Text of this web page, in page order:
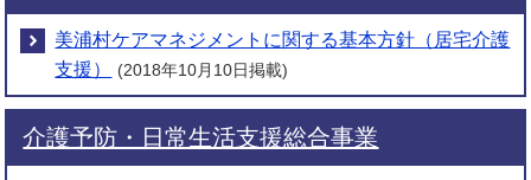
美浦村ケアマネジメントに関する基本方針（居宅介護
支援）
(2018年10月10日掲載)
介護予防・日常生活支援総合事業